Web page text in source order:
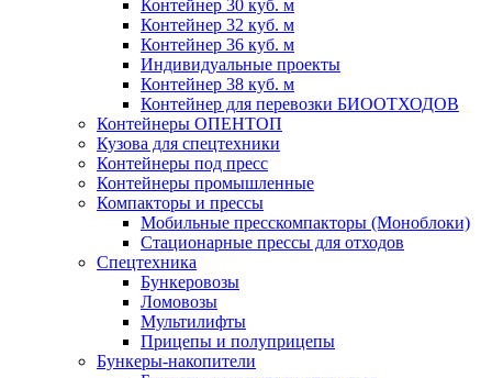
Контейнер 30 куб. м
Контейнер 32 куб. м
Контейнер 36 куб. м
Индивидуальные проекты
Контейнер 38 куб. м
Контейнер для перевозки БИООТХОДОВ
Контейнеры ОПЕНТОП
Кузова для спецтехники
Контейнеры под пресс
Контейнеры промышленные
Компакторы и прессы
Мобильные пресскомпакторы (Моноблоки)
Стационарные прессы для отходов
Спецтехника
Бункеровозы
Ломовозы
Мультилифты
Прицепы и полуприцепы
Бункеры-накопители